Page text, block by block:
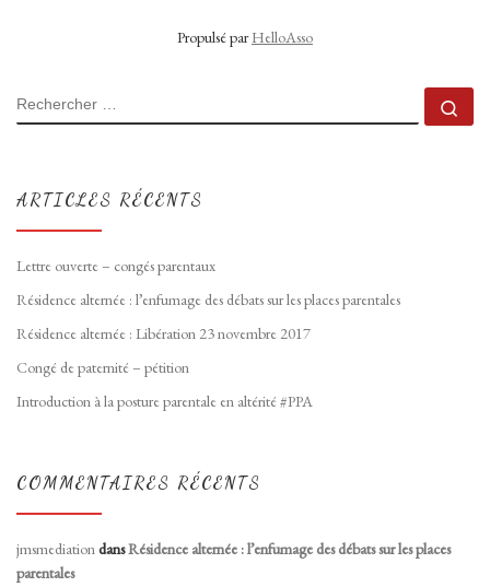
Propulsé parHelloAsso
RECHERCHER
ARTICLES RÉCENTS
Lettre ouverte – congés parentaux
Résidence alternée : l’enfumage des débats sur les places parentales
Résidence alternée : Libération 23 novembre 2017
Congé de paternité – pétition
Introduction à la posture parentale en altérité #PPA
COMMENTAIRES RÉCENTS
jmsmediationdansRésidence alternée : l’enfumage des débats sur les places
parentales